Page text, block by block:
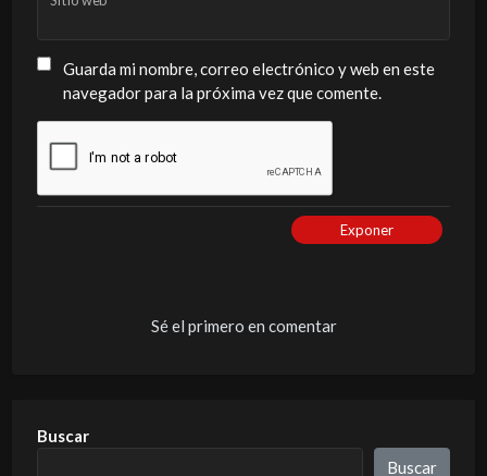
Guarda mi nombre, correo electrónico y web en este
navegador para la próxima vez que comente.
Exponer
Sé el primero en comentar
Buscar
Buscar